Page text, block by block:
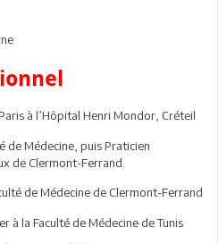
à l’Hôpital Henri Mondor, Créteil
de Médecine, puis Praticien
de Clermont-Ferrand.
de Médecine de Clermont-Ferrand
à la Faculté de Médecine de Tunis